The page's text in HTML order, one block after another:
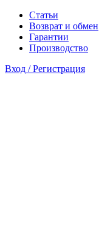
Статьи
Возврат и обмен
Гарантии
Производство
Вход / Регистрация